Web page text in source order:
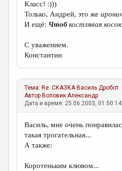
Класс! :)))
Только, Андрей, это же
И ещё: Чтобкостлявая
С уважением.
Константин
Тема:Re: СКАЗКА Василь Дробот
АвторВоловик Александр
Дата и время: 25.06.2003, 01:50:14
Василь, мне очень
такая трогательная...
А также:
Коротеньким клювом...